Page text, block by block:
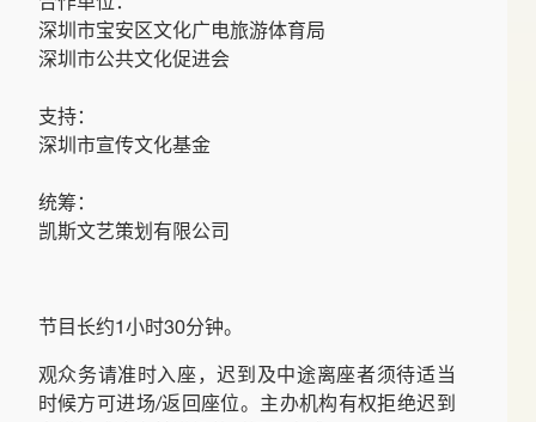
合作单位：
深圳市宝安区文化广电旅游体育局
深圳市公共文化促进会
支持：
深圳市宣传文化基金
统筹：
凯斯文艺策划有限公司
节目长约1小时30分钟。
观众务请准时入座，迟到及中途离座者须待适当
时候方可进场/返回座位。主办机构有权拒绝迟到